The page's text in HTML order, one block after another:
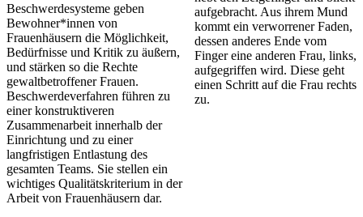
Beschwerdesysteme geben
Bewohner*innen von
Frauenhäusern die Möglichkeit,
Bedürfnisse und Kritik zu äußern,
und stärken so die Rechte
gewaltbetroffener Frauen.
Beschwerdeverfahren führen zu
einer konstruktiveren
Zusammenarbeit innerhalb der
Einrichtung und zu einer
langfristigen Entlastung des
gesamten Teams. Sie stellen ein
wichtiges Qualitätskriterium in der
Arbeit von Frauenhäusern dar.